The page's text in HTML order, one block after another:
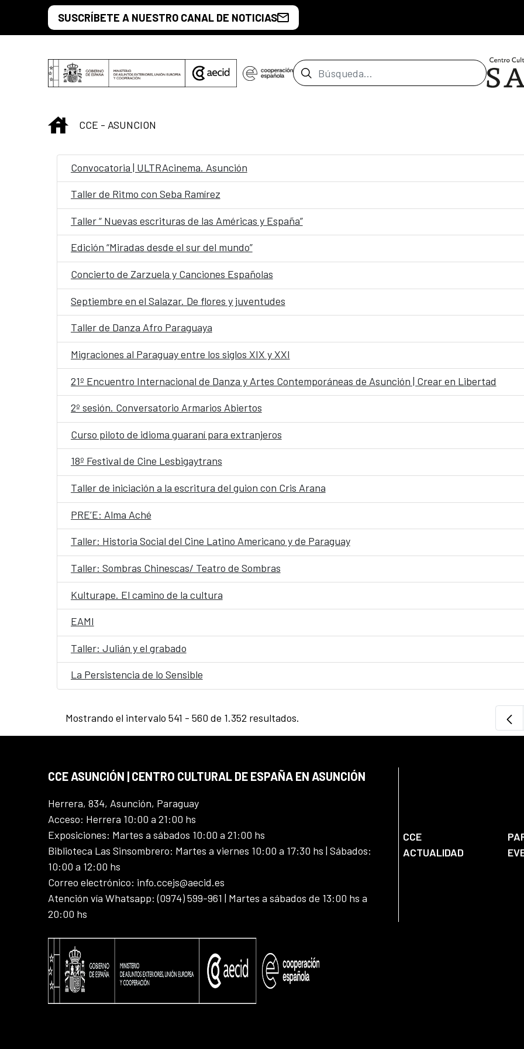
Saltar al contenido principal
SUSCRÍBETE A NUESTRO CANAL DE NOTICIAS
Barra de búsqueda
INICIO
CCE - ASUNCION
Convocatoria | ULTRAcinema. Asunción
Taller de Ritmo con Seba Ramírez
Taller “ Nuevas escrituras de las Américas y España”
Edición “Miradas desde el sur del mundo”
Concierto de Zarzuela y Canciones Españolas
Septiembre en el Salazar. De flores y juventudes
Taller de Danza Afro Paraguaya
Migraciones al Paraguay entre los siglos XIX y XXI
21º Encuentro Internacional de Danza y Artes Contemporáneas de Asunción | Crear en Libertad
2º sesión. Conversatorio Armarios Abiertos
Curso piloto de idioma guaraní para extranjeros
18º Festival de Cine Lesbigaytrans
Taller de iniciación a la escritura del guion con Cris Arana
PRE’E: Alma Aché
Taller: Historia Social del Cine Latino Americano y de Paraguay
Taller: Sombras Chinescas/ Teatro de Sombras
Kulturape. El camino de la cultura
EAMI
Taller: Julián y el grabado
La Persistencia de lo Sensible
Mostrando el intervalo 541 - 560 de 1.352 resultados.
CCE ASUNCIÓN | CENTRO CULTURAL DE ESPAÑA EN ASUNCIÓN
Herrera, 834, Asunción, Paraguay
Acceso: Herrera 10:00 a 21:00 hs
Exposiciones: Martes a sábados 10:00 a 21:00 hs
Biblioteca Las Sinsombrero: Martes a viernes 10:00 a 17:30 hs | Sábados:
10:00 a 12:00 hs
Correo electrónico: info.ccejs@aecid.es
Atención vía Whatsapp: (0974) 599-961 | Martes a sábados de 13:00 hs a
20:00 hs
CCE
ACTUALIDAD